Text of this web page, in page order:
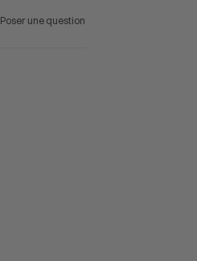
Poser une question